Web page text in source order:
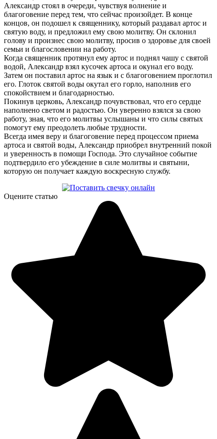
Александр стоял в очереди, чувствуя волнение и
благоговение перед тем, что сейчас произойдет. В конце
концов, он подошел к священнику, который раздавал артос и
святую воду, и предложил ему свою молитву. Он склонил
голову и произнес свою молитву, просив о здоровье для своей
семьи и благословении на работу.
Когда священник протянул ему артос и поднял чашу с святой
водой, Александр взял кусочек артоса и окунал его воду.
Затем он поставил артос на язык и с благоговением проглотил
его. Глоток святой воды окутал его горло, наполнив его
спокойствием и благодарностью.
Покинув церковь, Александр почувствовал, что его сердце
наполнено светом и радостью. Он уверенно взялся за свою
работу, зная, что его молитвы услышаны и что силы святых
помогут ему преодолеть любые трудности.
Всегда имея веру и благоговение перед процессом приема
артоса и святой воды, Александр приобрел внутренний покой
и уверенность в помощи Господа. Это случайное событие
подтвердило его убеждение в силе молитвы и святыни,
которую он получает каждую воскресную службу.
Оцените статью